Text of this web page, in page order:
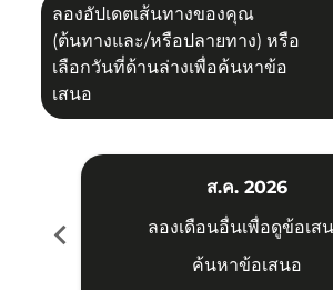
ลองอัปเดตเส้นทางของคุณ
(ต้นทางและ/หรือปลายทาง) หรือ
เลือกวันที่ด้านล่างเพื่อค้นหาข้อ
เสนอ
chevron_left
ส.ค. 2026
ลองเดือนอื่นเพื่อดูข้อเส
ค้นหาข้อเสนอ